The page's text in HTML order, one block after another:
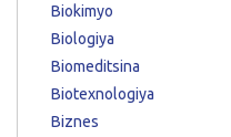
Biokimyo
Biologiya
Biomeditsina
Biotexnologiya
Biznes